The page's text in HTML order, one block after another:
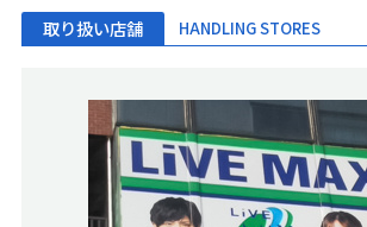
取り扱い店舗 HANDLING STORES